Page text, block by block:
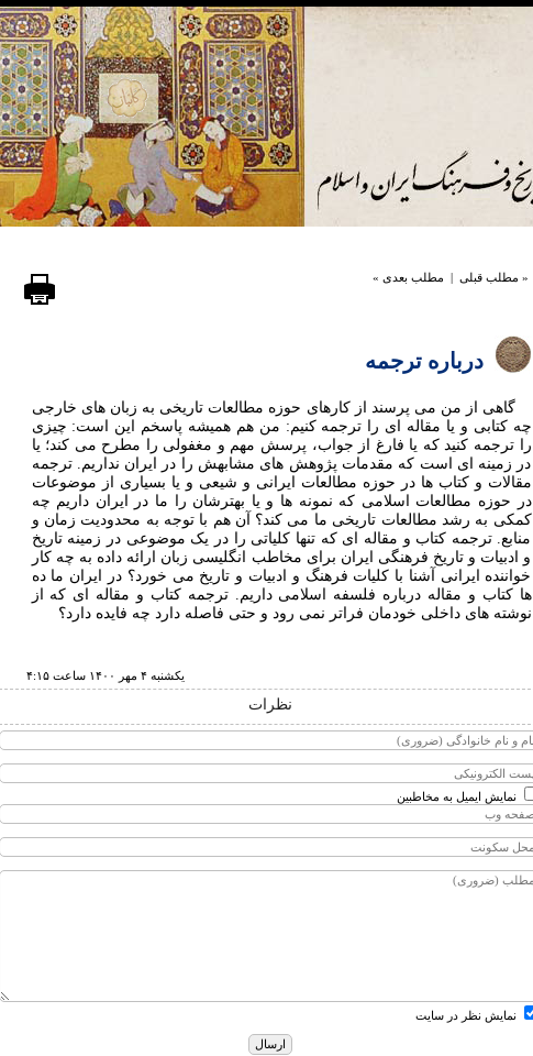
« مطلب قبلی | مطلب بعدی »
درباره ترجمه
گاهی از من می پرسند از کارهای حوزه مطالعات تاريخی به زبان های خارجی
چه کتابی و يا مقاله ای را ترجمه کنيم: من هم هميشه پاسخم اين است: چيزی
را ترجمه کنيد که یا فارغ از جواب، پرسش مهم و مغفولی را مطرح می کند؛ يا
در زمينه ای است که مقدمات پژوهش های مشابهش را در ايران نداريم. ترجمه
مقالات و کتاب ها در حوزه مطالعات ايرانی و شيعی و يا بسياری از موضوعات
در حوزه مطالعات اسلامی که نمونه ها و يا بهترشان را ما در ايران داريم چه
کمکی به رشد مطالعات تاريخی ما می کند؟ آن هم با توجه به محدوديت زمان و
منابع. ترجمه کتاب و مقاله ای که تنها کلياتی را در يک موضوعی در زمينه تاريخ
و ادبيات و تاريخ فرهنگی ايران برای مخاطب انگليسی زبان ارائه داده به چه کار
خواننده ايرانی آشنا با کليات فرهنگ و ادبيات و تاريخ می خورد؟ در ايران ما ده
ها کتاب و مقاله درباره فلسفه اسلامی داريم. ترجمه کتاب و مقاله ای که از
نوشته های داخلی خودمان فراتر نمی رود و حتی فاصله دارد چه فايده دارد؟
يكشنبه ۴ مهر ۱۴۰۰ ساعت ۴:۱۵
نظرات
نمایش ایمیل به مخاطبین
نمایش نظر در سایت